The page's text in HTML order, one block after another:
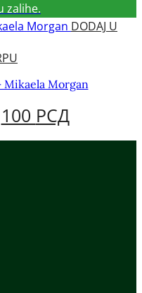
JE
BILA:
690 РСД.
JE:
zalihe.
DODAJ U
Mikaela Morgan
ORIGINALNA
CENA
100 РСД
CENA